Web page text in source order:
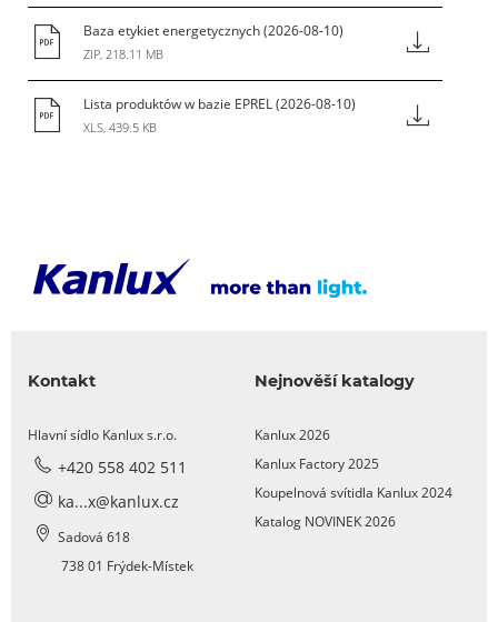
TÜV
U
V
žárovka
Ž Životnost
Životnost
Baza etykiet energetycznych (2026-08-10)
ZIP, 218.11 MB
Lista produktów w bazie EPREL (2026-08-10)
XLS, 439.5 KB
Kontakt
Hlavní sídlo Kanlux s.r.o.
+420 558 402 511
ka...x@kanlux.cz
Sadová 618
738 01 Frýdek-Místek
Nejnověší katalogy
Kanlux 2026
Kanlux Factory 2025
Koupelnová svítidla Kanlux 2024
Katalog NOVINEK 2026